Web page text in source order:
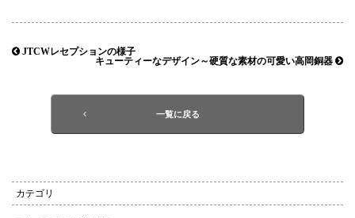
JTCWレセプションの様子
キューティーなデザイン～硬質な素材の可愛い高岡銅器
一覧に戻る
カテゴリ